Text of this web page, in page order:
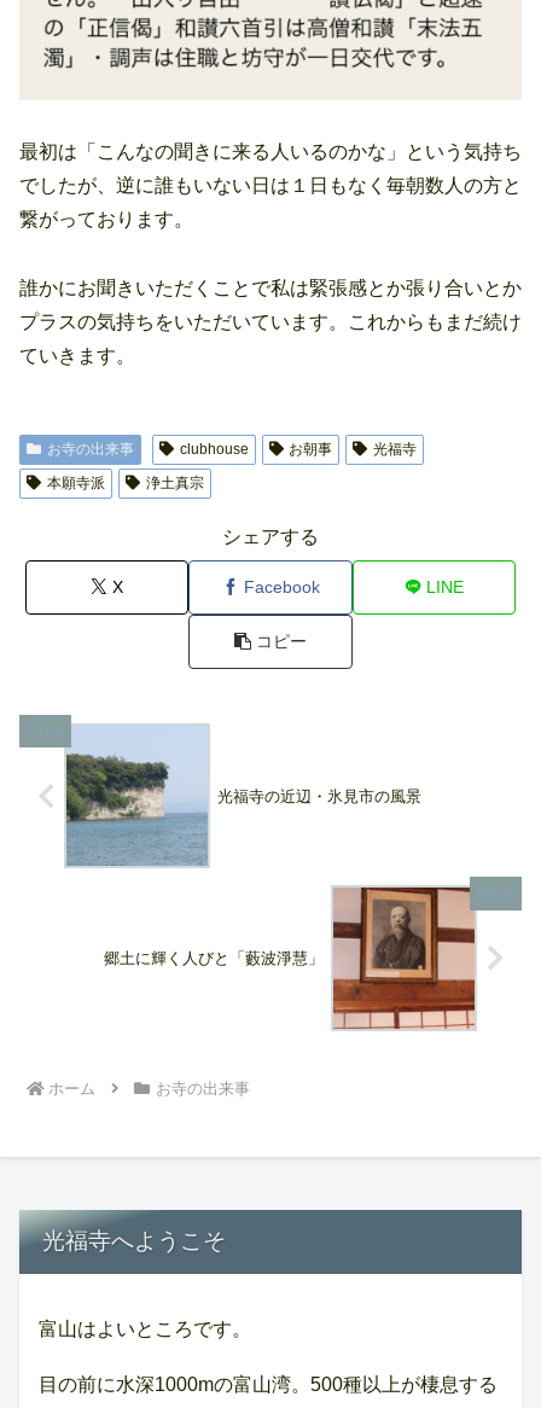
最初は「こんなの聞きに来る人いるのかな」という気持ち
でしたが、逆に誰もいない日は１日もなく毎朝数人の方と
繋がっております。
誰かにお聞きいただくことで私は緊張感とか張り合いとか
プラスの気持ちをいただいています。これからもまだ続け
ていきます。
お寺の出来事 clubhouse お朝事
光福寺
本願寺派
浄土真宗
シェアする
X Facebook LINE
コピー
光福寺の近辺・氷見市の風景
郷土に輝く人びと「藪波淨慧」
ホーム お寺の出来事
光福寺へようこそ
富山はよいところです。
目の前に水深1000mの富山湾。500種以上が棲息する